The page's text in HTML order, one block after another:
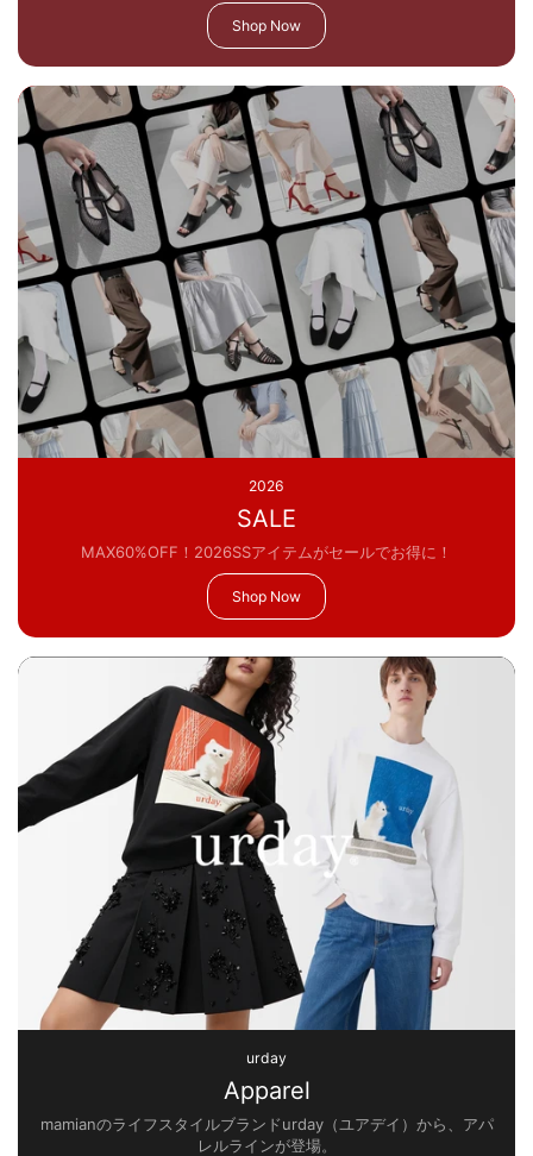
Shop Now
2026
SALE
MAX60%OFF！2026SSアイテムがセールでお得に！
Shop Now
urday
Apparel
mamianのライフスタイルブランドurday（ユアデイ）から、アパ
レルラインが登場。